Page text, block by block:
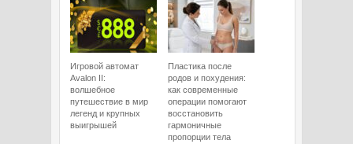
Игровой автомат
Avalon II:
волшебное
путешествие в мир
легенд и крупных
выигрышей
Пластика после
родов и похудения:
как современные
операции помогают
восстановить
гармоничные
пропорции тела